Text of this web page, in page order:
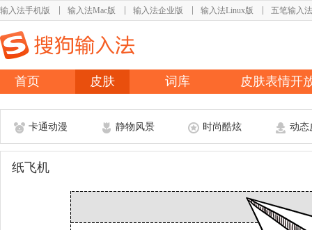
输入法手机版 输入法Mac版 输入法企业版 输入法Linux版 五笔输入法
首页 皮肤 词库 皮肤表情开
卡通动漫 静物风景 时尚酷炫 动态
纸飞机